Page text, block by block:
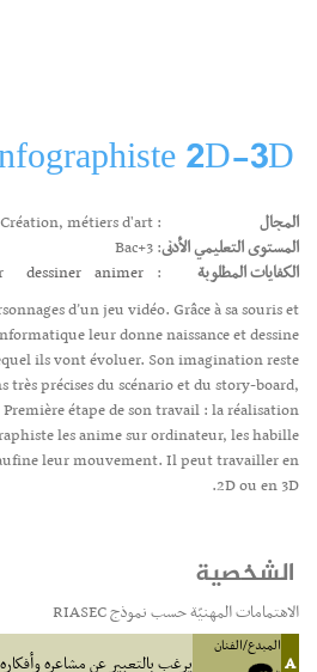
2D-3D
المجال
: Création, métiers d'art
المستوى التعليمي الأدنى: Bac+3
الكفايات المطلوبة
:
dessiner animer.
d’un jeu vidéo. Grâce à sa souris et
leur donne naissance et dessine
ils vont évoluer. Son imagination reste
très précises du scénario et du story-board,
étape de son travail : la réalisation
les anime sur ordinateur, les habille
leur mouvement. Il peut travailler en
2D ou en 3D.
الشخصية
الاهتمامات المهنيّة حسب نموذج RIASEC
A
المبدع/الفنان
يرغب بالتعبير عن مشاعره